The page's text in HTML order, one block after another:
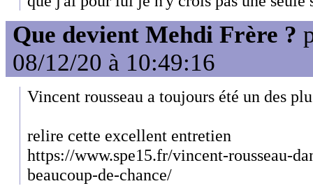
Que devient Mehdi Frère ?
08/12/20 à 10:49:16
Vincent rousseau a toujours été un des
relire cette excellent entretien
https://www.spe15.fr/vincent-rousseau-
beaucoup-de-chance/